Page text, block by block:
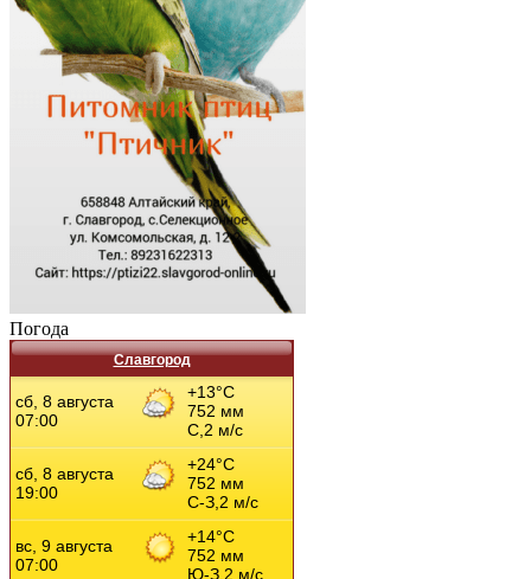
Погода
Славгород